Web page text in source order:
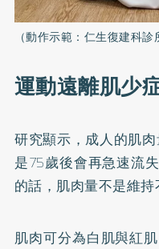
（動作示範：仁生復建科診
運動遠離肌少
研究顯示，成人的肌
是75歲後會再急速流
的話，肌肉量不是維持
肌肉可分為白肌與紅